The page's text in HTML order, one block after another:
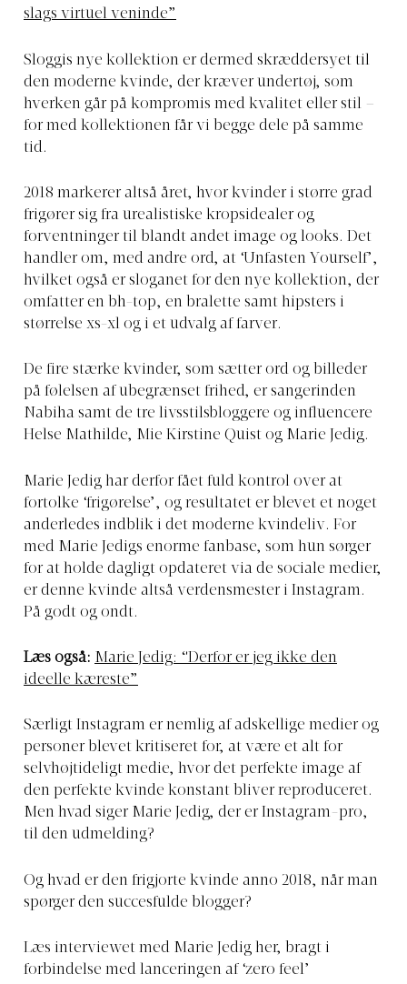
slags virtuel veninde”
Sloggis nye kollektion er dermed skræddersyet til
den moderne kvinde, der kræver undertøj, som
hverken går på kompromis med kvalitet eller stil –
for med kollektionen får vi begge dele på samme
tid.
2018 markerer altså året, hvor kvinder i større grad
frigører sig fra urealistiske kropsidealer og
forventninger til blandt andet image og looks. Det
handler om, med andre ord, at ‘Unfasten Yourself’,
hvilket også er sloganet for den nye kollektion, der
omfatter en bh-top, en bralette samt hipsters i
størrelse xs-xl og i et udvalg af farver.
De fire stærke kvinder, som sætter ord og billeder
på følelsen af ubegrænset frihed, er sangerinden
Nabiha samt de tre livsstilsbloggere og influencere
Helse Mathilde, Mie Kirstine Quist og Marie Jedig.
Marie Jedig har derfor fået fuld kontrol over at
fortolke ‘frigørelse’, og resultatet er blevet et noget
anderledes indblik i det moderne kvindeliv. For
med Marie Jedigs enorme fanbase, som hun sørger
for at holde dagligt opdateret via de sociale medier,
er denne kvinde altså verdensmester i Instagram.
På godt og ondt.
Læs også: Marie Jedig: “Derfor er jeg ikke den
ideelle kæreste”
Særligt Instagram er nemlig af adskellige medier og
personer blevet kritiseret for, at være et alt for
selvhøjtideligt medie, hvor det perfekte image af
den perfekte kvinde konstant bliver reproduceret.
Men hvad siger Marie Jedig, der er Instagram-pro,
til den udmelding?
Og hvad er den frigjorte kvinde anno 2018, når man
spørger den succesfulde blogger?
Læs interviewet med Marie Jedig her, bragt i
forbindelse med lanceringen af ‘zero feel’